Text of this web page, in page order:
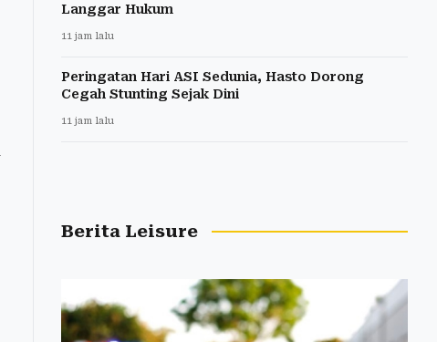
Langgar Hukum
11 jam lalu
Peringatan Hari ASI Sedunia, Hasto Dorong
Cegah Stunting Sejak Dini
11 jam lalu
Berita Leisure